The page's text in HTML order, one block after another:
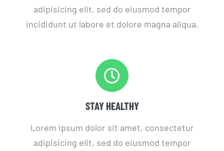
adipisicing elit, sed do eiusmod tempor
incididunt ut labore et dolore magna aliqua.
STAY HEALTHY
Lorem ipsum dolor sit amet, consectetur
adipisicing elit, sed do eiusmod tempor